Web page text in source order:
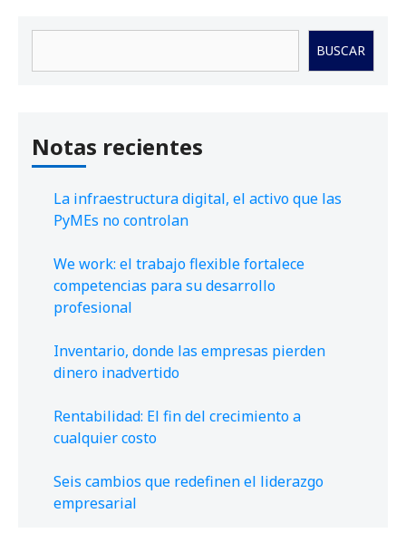
BUSCAR
Notas recientes
La infraestructura digital, el activo que las
PyMEs no controlan
We work: el trabajo flexible fortalece
competencias para su desarrollo
profesional
Inventario, donde las empresas pierden
dinero inadvertido
Rentabilidad: El fin del crecimiento a
cualquier costo
Seis cambios que redefinen el liderazgo
empresarial